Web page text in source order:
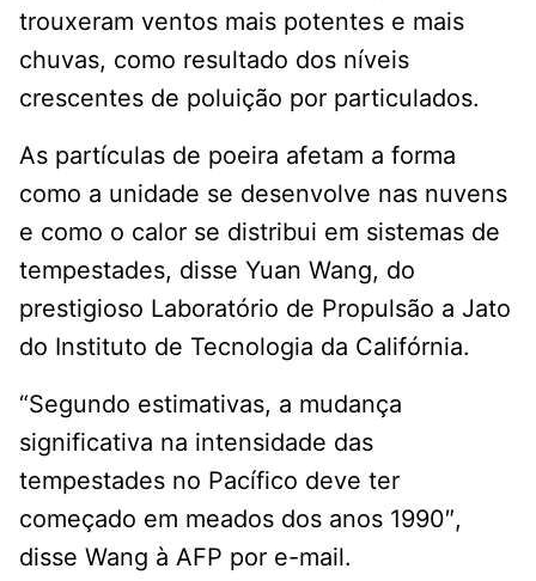
trouxeram ventos mais potentes e mais
chuvas, como resultado dos níveis
crescentes de poluição por particulados.
As partículas de poeira afetam a forma
como a unidade se desenvolve nas nuvens
e como o calor se distribui em sistemas de
tempestades, disse Yuan Wang, do
prestigioso Laboratório de Propulsão a Jato
do Instituto de Tecnologia da Califórnia.
“Segundo estimativas, a mudança
significativa na intensidade das
tempestades no Pacífico deve ter
começado em meados dos anos 1990″,
disse Wang à AFP por e-mail.